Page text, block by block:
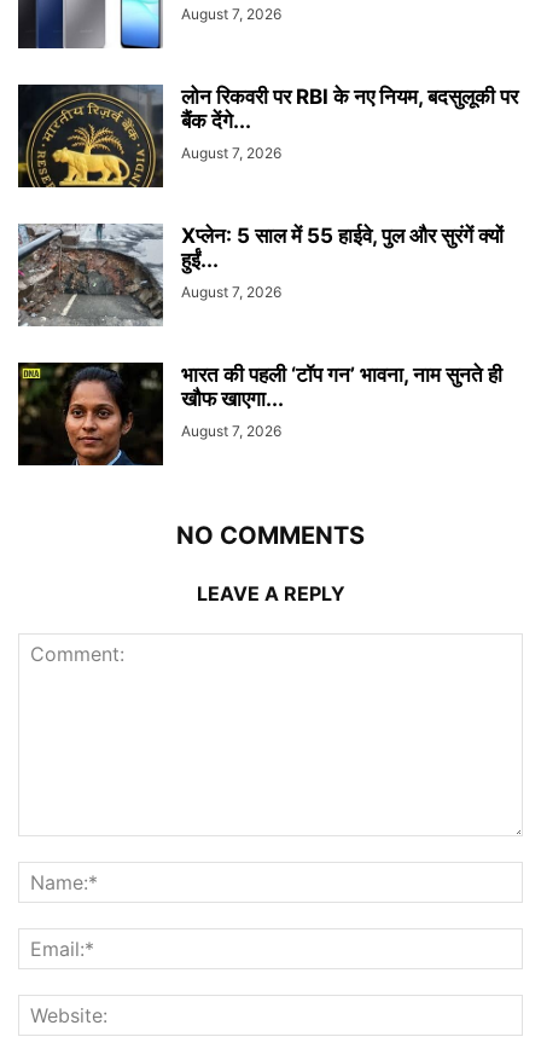
August 7, 2026
लोन रिकवरी पर RBI के नए नियम, बदसुलूकी पर
बैंक देंगे...
August 7, 2026
Xप्लेन: 5 साल में 55 हाईवे, पुल और सुरंगें क्यों
हुईं...
August 7, 2026
भारत की पहली ‘टॉप गन’ भावना, नाम सुनते ही
खौफ खाएगा...
August 7, 2026
NO COMMENTS
LEAVE A REPLY